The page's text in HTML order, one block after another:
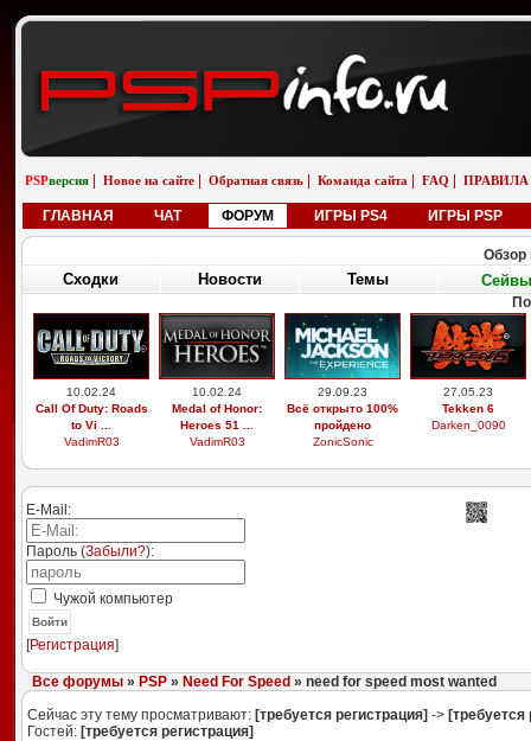
PSPверсия Новое на сайте Обратная связь Команда сайта FAQ ПРАВИЛА
ГЛАВНАЯ ЧАТ ФОРУМ ИГРЫ PS4 ИГРЫ PSP
Обзор
Сходки Новости Темы Сейвы
10.02.24
Call Of Duty: Roads
to Vi ...
VadimR03
10.02.24
Medal of Honor:
Heroes 51 ...
VadimR03
29.09.23
Всё открыто 100%
пройдено
ZonicSonic
27.05.23
Tekken 6
Darken_0090
E-Mail:
Пароль (Забыли?):
Чужой компьютер
Войти
[Регистрация]
Все форумы» PSP» Need For Speed » need for speed most wanted
Сейчас эту тему просматривают: [требуется регистрация] -> [требуется
Гостей: [требуется регистрация]